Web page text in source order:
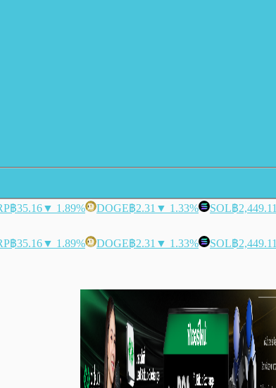
฿35.16▼ 1.89% DOGE฿2.31 ▼ 1.33% SOL฿2,449.11
฿35.16▼ 1.89% DOGE฿2.31 ▼ 1.33% SOL฿2,449.11